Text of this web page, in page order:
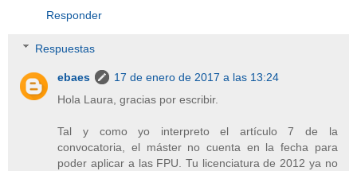
Responder
Respuestas
ebaes
17 de enero de 2017 a las 13:24
Hola Laura, gracias por escribir.
Tal y como yo interpreto el artículo 7 de la
convocatoria, el máster no cuenta en la fecha para
poder aplicar a las FPU. Tu licenciatura de 2012 ya no